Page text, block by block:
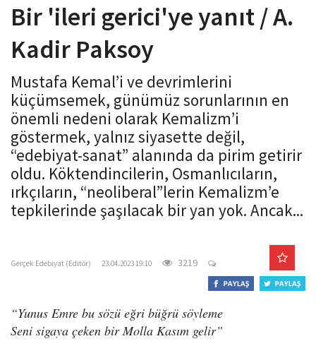
a
i
a
t
i
o
n
Bir 'ileri gerici'ye yanıt / A.
Kadir Paksoy
Mustafa Kemal’i ve devrimlerini
küçümsemek, günümüz sorunlarının en
önemli nedeni olarak Kemalizm’i
göstermek, yalnız siyasette değil,
“edebiyat-sanat” alanında da pirim getirir
oldu. Köktendincilerin, Osmanlıcıların,
ırkçıların, “neoliberal”lerin Kemalizm’e
tepkilerinde şaşılacak bir yan yok. Ancak...
Gerçek Edebiyat (Editör) 23.04.2023 19:10 3219
“Yunus Emre bu sözü eğri büğrü söyleme
Seni sigaya çeken bir Molla Kasım gelir”